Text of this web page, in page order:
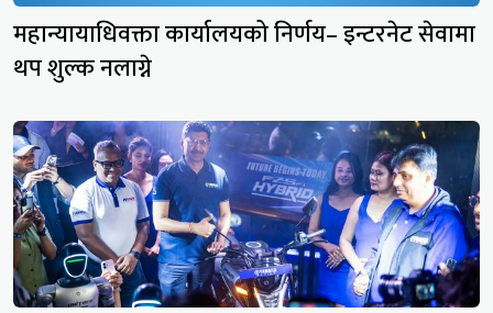
महान्यायाधिवक्ता कार्यालयको निर्णय– इन्टरनेट सेवामा
थप शुल्क नलाग्ने